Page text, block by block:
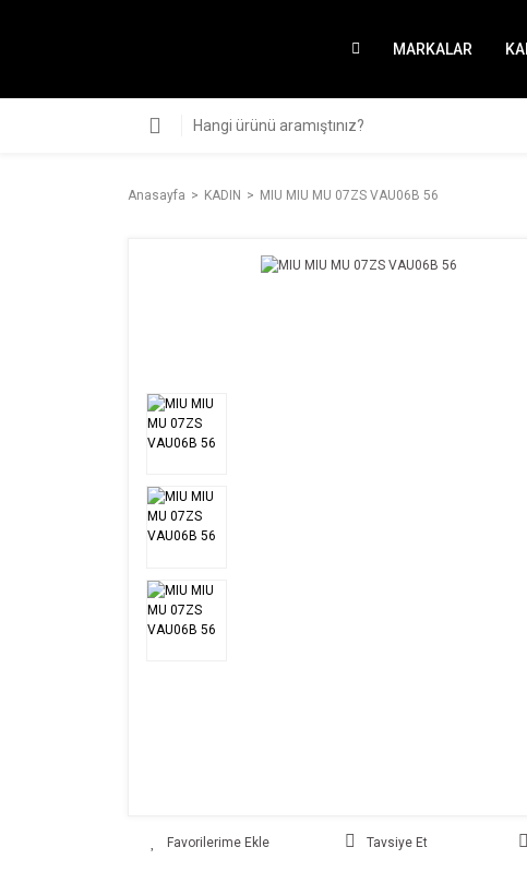
MARKALAR
Anasayfa KADIN MIU MIU MU 07ZS VAU06B 56
Tavsiye Et